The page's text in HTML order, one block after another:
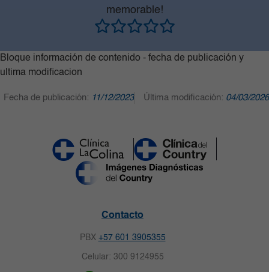
memorable!
Bloque información de contenido - fecha de publicación y
ultima modificacion
Fecha de publicación: 11/12/2023 Última modificación: 04/03/2026
Contacto
PBX +57 601 3905355
Celular: 300 9124955